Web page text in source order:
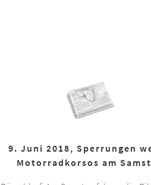
9. Juni 2018, Sperrungen
Motorradkorsos am